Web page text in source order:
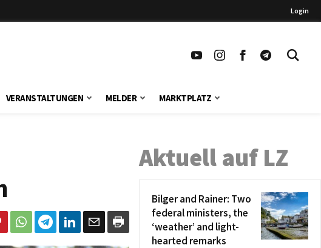
Login
VERANSTALTUNGEN MELDER MARKTPLATZ
Aktuell auf LZ
Bilger and Rainer: Two
federal ministers, the
‘weather’ and light-
hearted remarks